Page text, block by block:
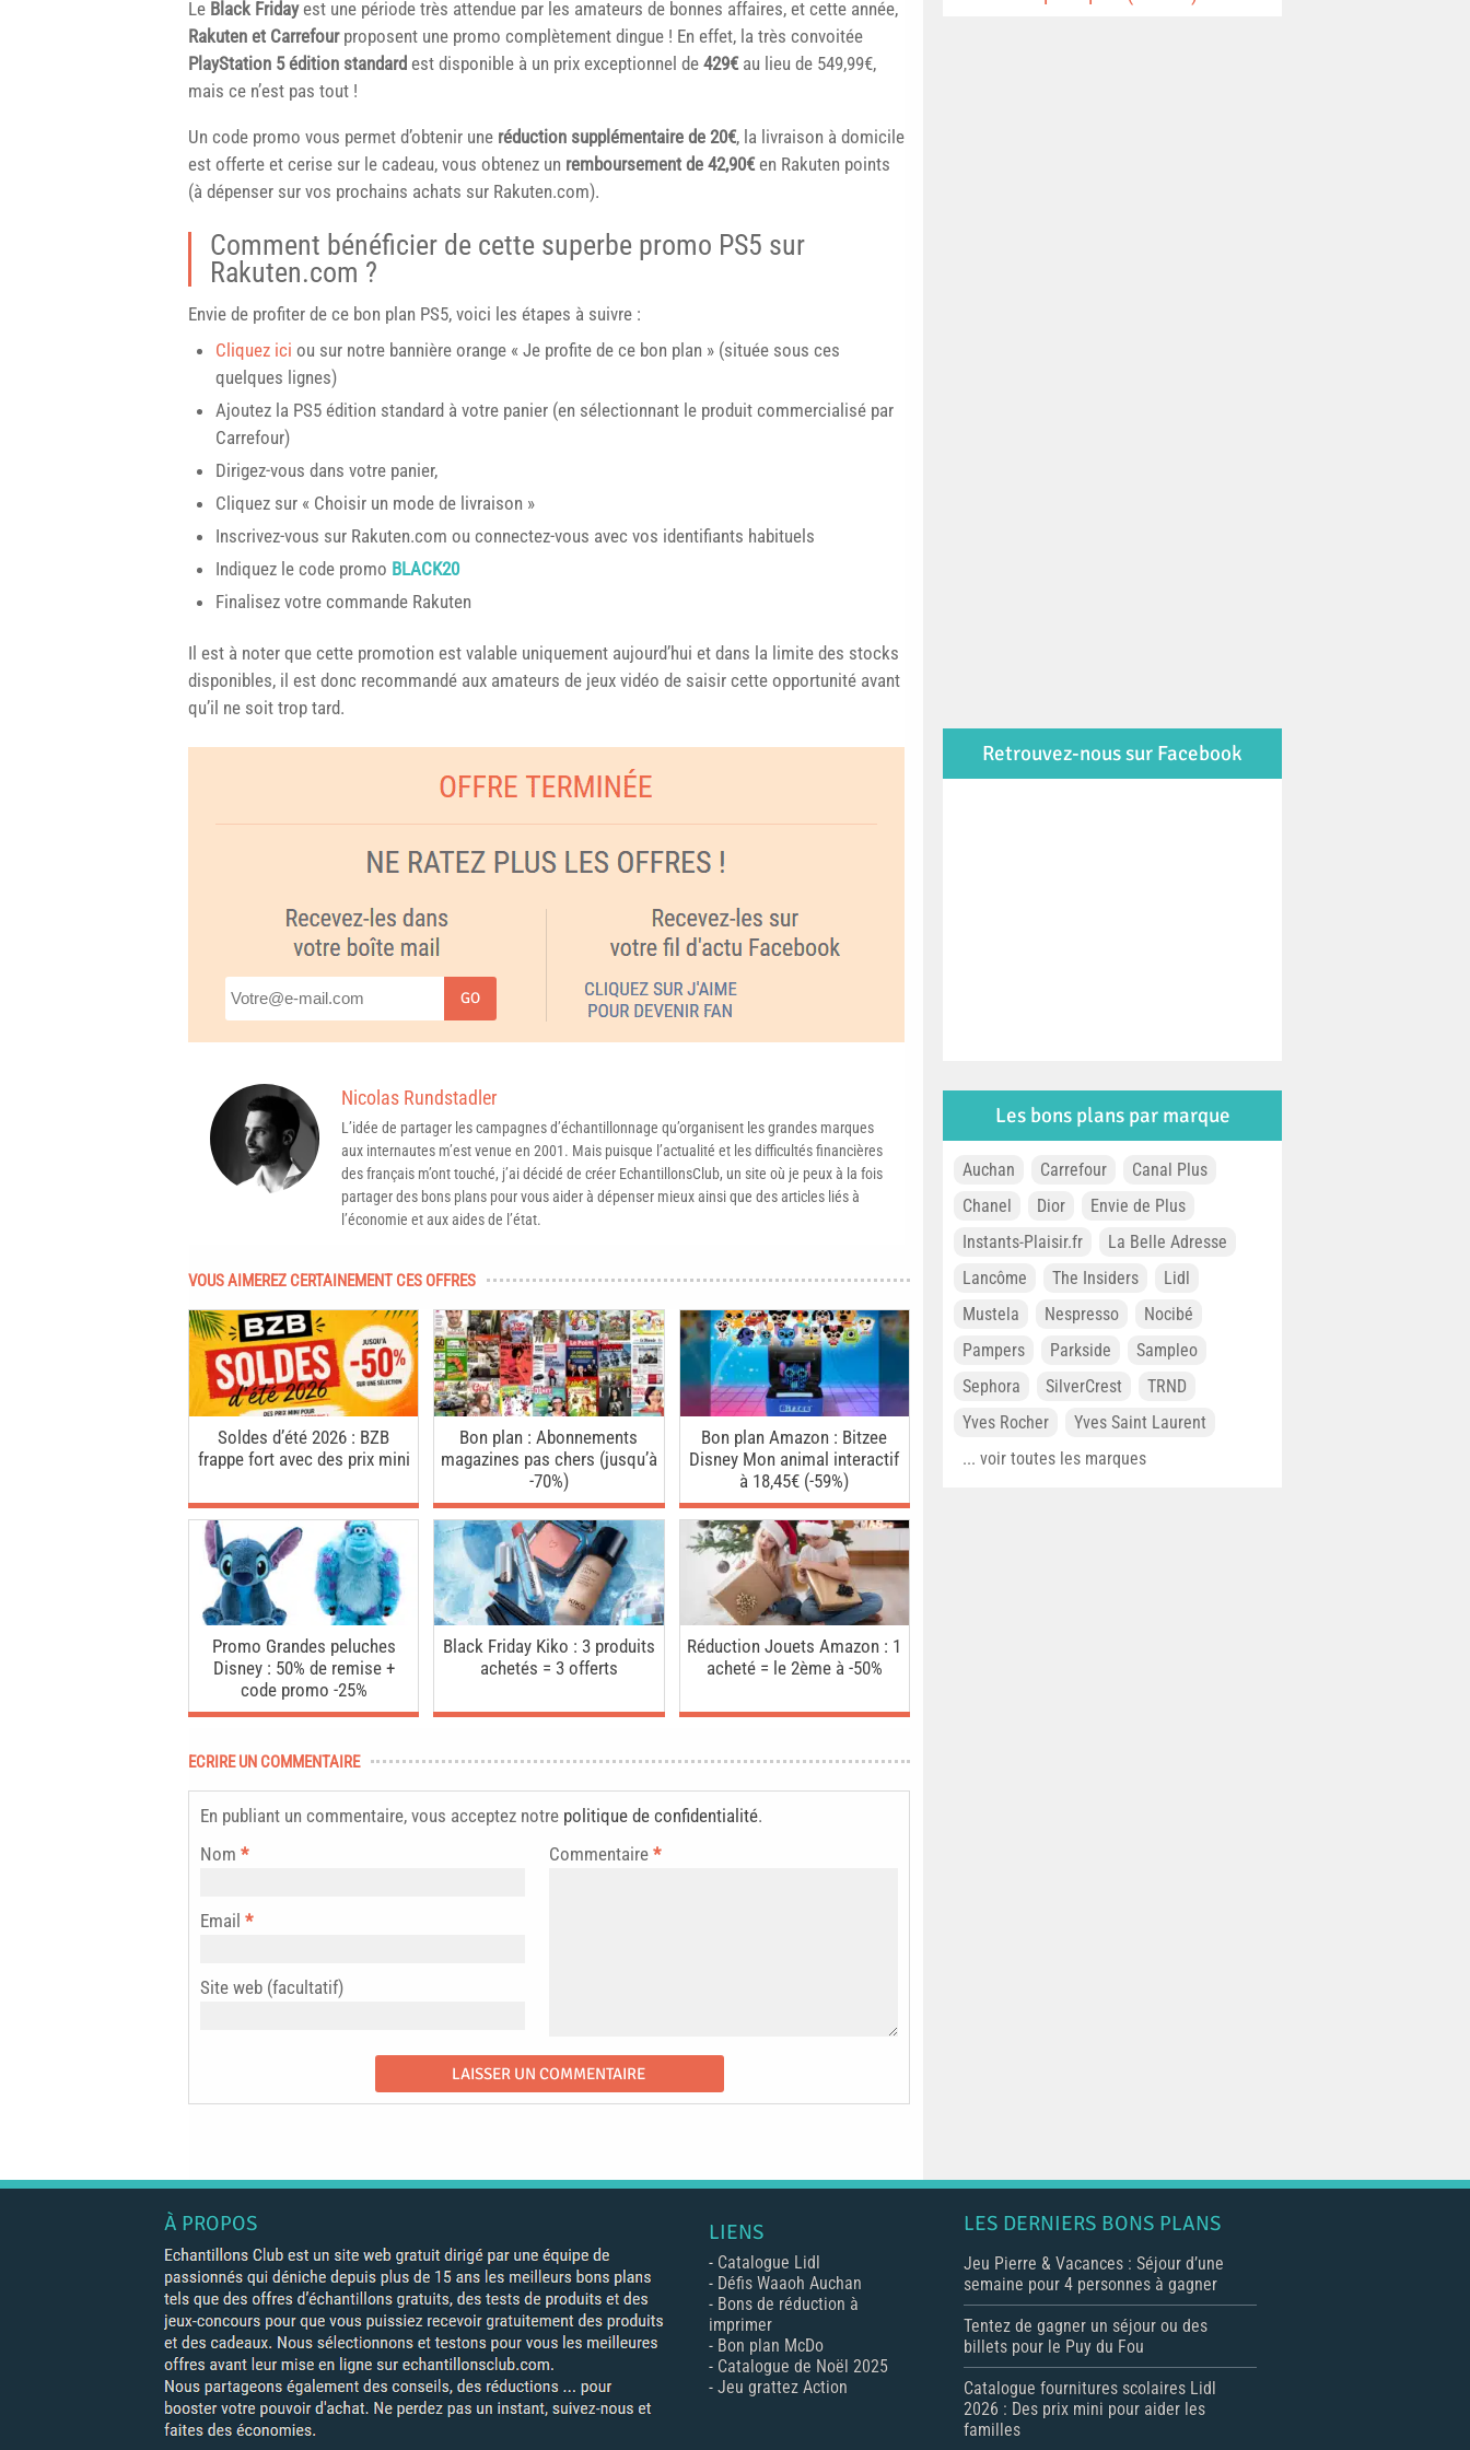
Le Black Fridayest une période très attendue par les amateurs de bonnes affaires, et cette année,
Rakuten et Carrefourproposent une promo complètement dingue ! En effet, la très convoitée
PlayStation 5 édition standard est disponible à un prix exceptionnel de 429€ au lieu de 549,99€,
mais ce n’est pas tout !
Un code promo vous permet d’obtenir une réduction supplémentaire de 20€, la livraison à domicile
est offerte et cerise sur le cadeau, vous obtenez un remboursement de 42,90€ en Rakuten points
(à dépenser sur vos prochains achats sur Rakuten.com).
Comment bénéficier de cette superbe promo PS5 sur
Rakuten.com ?
Envie de profiter de ce bon plan PS5, voici les étapes à suivre :
Cliquez ici ou sur notre bannière orange « Je profite de ce bon plan » (située sous ces
quelques lignes)
Ajoutez la PS5 édition standard à votre panier (en sélectionnant le produit commercialisé par
Carrefour)
Dirigez-vous dans votre panier,
Cliquez sur « Choisir un mode de livraison »
Inscrivez-vous sur Rakuten.com ou connectez-vous avec vos identifiants habituels
Indiquez le code promo BLACK20
Finalisez votre commande Rakuten
Il est à noter que cette promotion est valable uniquement aujourd’hui et dans la limite des stocks
disponibles, il est donc recommandé aux amateurs de jeux vidéo de saisir cette opportunité avant
qu’il ne soit trop tard.
GO
Nicolas Rundstadler
L’idée de partager les campagnes d’échantillonnage qu’organisent les grandes marques
aux internautes m’est venue en 2001. Mais puisque l’actualité et les difficultés financières
des français m’ont touché, j’ai décidé de créer EchantillonsClub, un site où je peux à la fois
partager des bons plans pour vous aider à dépenser mieux ainsi que des articles liés à
l’économie et aux aides de l’état.
VOUS AIMEREZ CERTAINEMENT CES OFFRES
Soldes d’été 2026 : BZB
frappe fort avec des prix mini
Bon plan : Abonnements
magazines pas chers (jusqu’à
-70%)
Bon plan Amazon : Bitzee
Disney Mon animal interactif
à 18,45€ (-59%)
Promo Grandes peluches
Disney : 50% de remise +
code promo -25%
Black Friday Kiko : 3 produits
achetés = 3 offerts
Réduction Jouets Amazon : 1
acheté = le 2ème à -50%
ECRIRE UN COMMENTAIRE
En publiant un commentaire, vous acceptez notre politique de confidentialité.
Commentaire *
Nom *
Email *
Site web (facultatif)
Retrouvez-nous sur Facebook
Les bons plans par marque
Auchan Carrefour
Canal Plus
Chanel
Dior
Envie de Plus
Instants-Plaisir.fr
La Belle Adresse
Lancôme
The Insiders
Lidl
Mustela
Nespresso
Nocibé
Pampers
Parkside
Sampleo
Sephora
SilverCrest
TRND
Yves Rocher
Yves Saint Laurent
... voir toutes les marques
À PROPOS LIENS
- Catalogue Lidl
- Défis Waaoh Auchan
- Bons de réduction à
imprimer
- Bon plan McDo
- Catalogue de Noël 2025
- Jeu grattez Action
LES DERNIERS BONS PLANS
Jeu Pierre & Vacances : Séjour d’une
semaine pour 4 personnes à gagner
Tentez de gagner un séjour ou des
billets pour le Puy du Fou
Catalogue fournitures scolaires Lidl
2026 : Des prix mini pour aider les
familles